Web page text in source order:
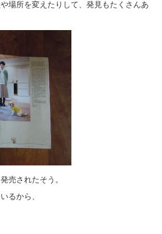
場所を変えたりして、発見もたくさんあ
売されたそう。
るから、